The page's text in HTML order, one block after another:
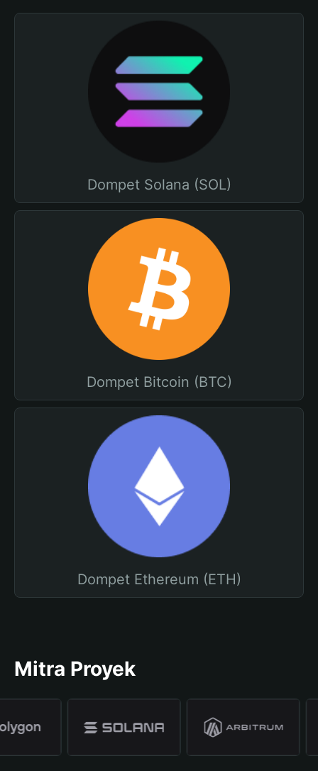
Dompet Solana (SOL)
Dompet Bitcoin (BTC)
Dompet Ethereum (ETH)
Mitra Proyek